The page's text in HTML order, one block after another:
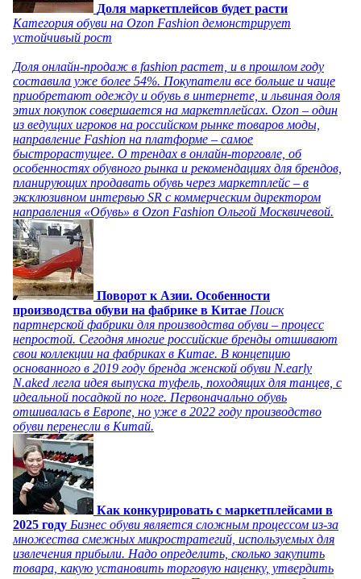
Доля маркетплейсов будет расти
Категория обуви на Ozon Fashion демонстрирует
устойчивый рост
Доля онлайн-продаж в fashion растет, и в прошлом году
составила уже более 54%. Покупатели все больше и чаще
приобретают одежду и обувь в интернете, и львиная доля
этих покупок совершается на маркетплейсах. Ozon – один
из ведущих игроков на российском рынке товаров моды,
направление Fashion на платформе – самое
быстрорастущее. О трендах в онлайн-торговле, об
особенностях обувного рынка и рекомендациях для брендов,
планирующих продавать обувь через маркетплейс – в
эксклюзивном интервью SR с коммерческим директором
направления «Обувь» в Ozon Fashion Ольгой Москвичевой.
Поворот к Азии. Особенности
производства обуви на фабрике в Китае Поиск
партнерской фабрики для производства обуви – процесс
непростой. Сегодня многие российские бренды отшивают
свои коллекции на фабриках в Китае. В концепцию
основанного в 2019 году бренда женской обуви N.early
N.aked легла идея выпуска туфель, походящих для танцев, с
идеальной посадкой по ноге. Первоначально обувь
отшивалась в Европе, но уже в 2022 году производство
обуви перенесли в Китай.
Как конкурировать с маркетплейсами в
2025 году Бизнес обуви является сложным процессом из-за
множества смежных микростратегий, используемых для
извлечения прибыли. Надо определить, сколько закупить
товара, какую установить торговую наценку, утвердить